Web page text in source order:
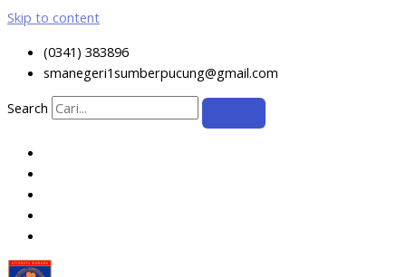
Skip to content
(0341) 383896
smanegeri1sumberpucung@gmail.com
Search